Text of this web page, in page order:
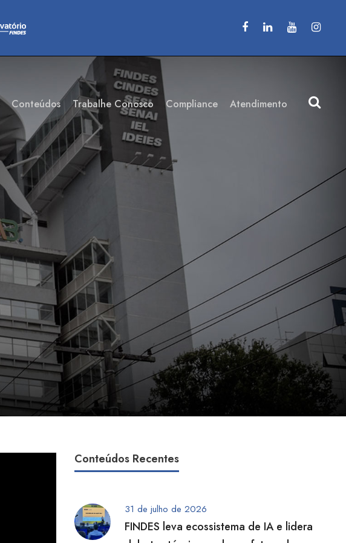
Conteúdos Trabalhe Conosco Compliance Atendimento
Conteúdos Recentes
31 de julho de 2026
FINDES leva ecossistema de IA e lidera